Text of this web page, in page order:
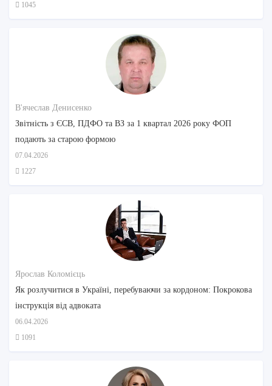
1045
В'ячеслав Денисенко
Звітність з ЄСВ, ПДФО та ВЗ за 1 квартал 2026 року ФОП
подають за старою формою
07.04.2026
1227
Ярослав Коломієць
Як розлучитися в Україні, перебуваючи за кордоном: Покрокова
інструкція від адвоката
06.04.2026
1091